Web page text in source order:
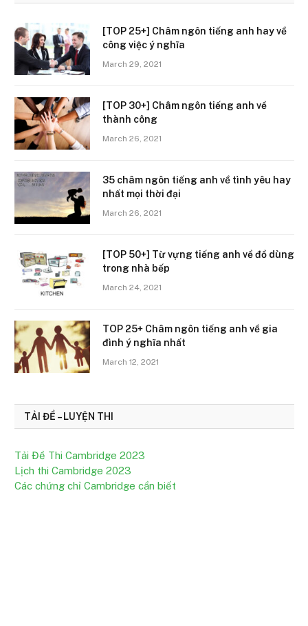
[TOP 25+] Châm ngôn tiếng anh hay về
công việc ý nghĩa
March 29, 2021
[TOP 30+] Châm ngôn tiếng anh về
thành công
March 26, 2021
35 châm ngôn tiếng anh về tình yêu hay
nhất mọi thời đại
March 26, 2021
[TOP 50+] Từ vựng tiếng anh về đồ dùng
trong nhà bếp
March 24, 2021
TOP 25+ Châm ngôn tiếng anh về gia
đình ý nghĩa nhất
March 12, 2021
TẢI ĐỀ – LUYỆN THI
Tải Đề Thi Cambridge 2023
Lịch thi Cambridge 2023
Các chứng chỉ Cambridge cần biết